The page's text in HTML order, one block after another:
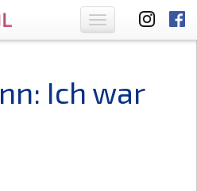
Toggle
navigation
Ich war